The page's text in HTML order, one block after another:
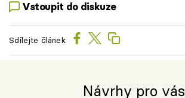
Vstoupit do diskuze
Sdílejte článek
Návrhy pro vás